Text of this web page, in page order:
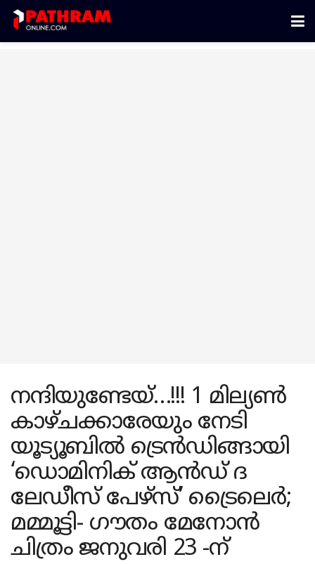
നന്ദിയുണ്ടേയ്…!!! 1 മില്യൺ
കാഴ്ചക്കാരേയും നേടി
യൂട്യൂബിൽ ട്രെൻഡിങ്ങായി
‘ഡൊമിനിക് ആൻഡ് ദ
ലേഡീസ് പേഴ്സ്’ ട്രൈലെർ;
മമ്മൂട്ടി- ഗൗതം മേനോൻ
ചിത്രം ജനുവരി 23 -ന്